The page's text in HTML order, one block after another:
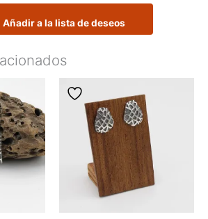
Añadir a la lista de deseos